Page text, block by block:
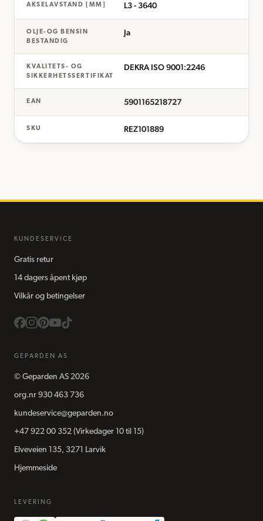
AKSELAVSTAND [MM] L3 - 3640
OLJE-OG BENSIN
BESTANDIG
Ja
KVALITETS- OG
SIKKERHETSSERTIFIKAT
DEKRA ISO 9001:2246
EAN 5901165218727
SKU REZ101889
KUNDESERVICE
Gratis retur
14 dagers åpent kjøp
Vilkår og betingelser
GEPARDEN AS
© Geparden AS 2026
org.nr 930 463 736
kundeservice@geparden.no
+47 922 00 352 (Virkedager 10 til 15)
Elveveien 135, 3271 Larvik
Hjemmeside
LEVERING